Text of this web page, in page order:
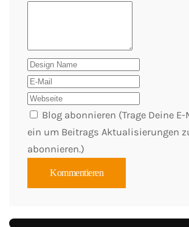
Blog abonnieren (Trage Deine
ein um Beitrags Aktualisierungen
abonnieren.)
Kommentieren